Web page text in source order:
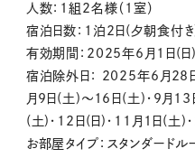
人数：1組2名様（1室）
宿泊日数：1泊2日(夕朝食付
有効期間：2025年6月1日(
宿泊除外日： 2025年6月28
月9日(土)～16日(土)・9月13
(土)・12日(日)・11月1日(土)
お部屋タイプ：スタンダードル